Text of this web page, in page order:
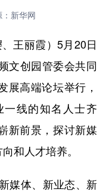
新华网
王丽霞）5月20日
文创园管委会共同
展高端论坛举行，
线的知名人士齐
新前景，探讨新媒
和人才培养。
媒体、新业态、新